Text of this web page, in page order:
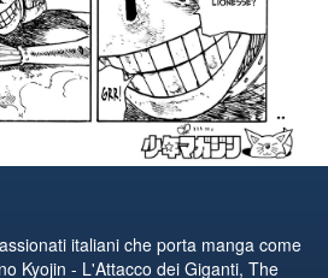
italiani che porta manga come
Kyojin - L'Attacco dei Giganti, The